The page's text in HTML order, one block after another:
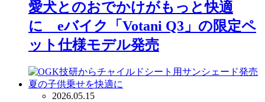
愛犬とのおでかけがもっと快適
に eバイク「Votani Q3」の限定ペ
ット仕様モデル発売
2026.05.15